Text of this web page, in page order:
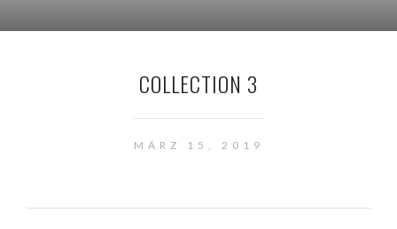
COLLECTION 3
MÄRZ 15, 2019